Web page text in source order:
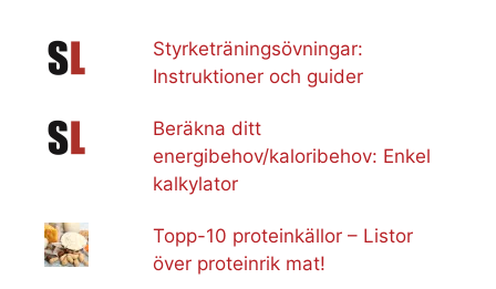
Styrketräningsövningar:
Instruktioner och guider
Beräkna ditt
energibehov/kaloribehov: Enkel
kalkylator
Topp-10 proteinkällor – Listor
över proteinrik mat!